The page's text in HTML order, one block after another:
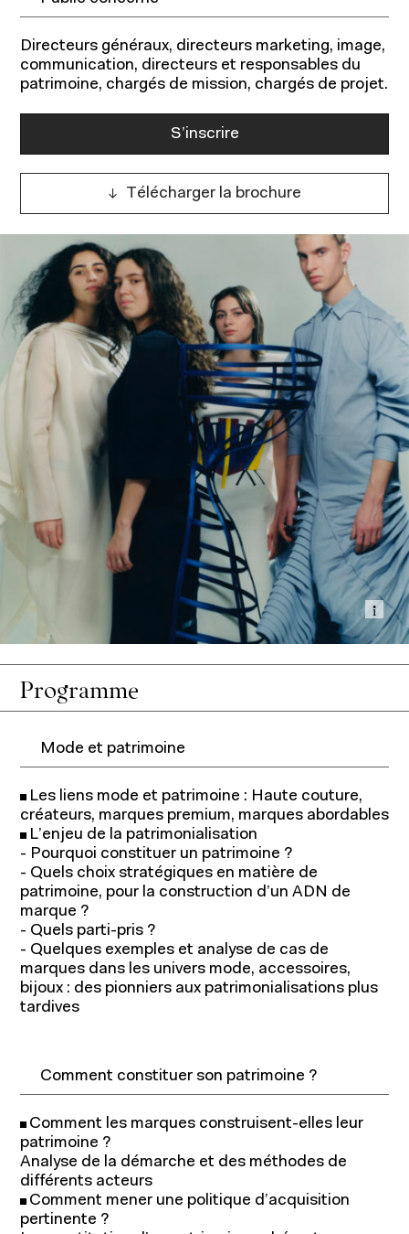
Programmes pour étudiants
Programmes pour professionnels
Recherche et expertise
Recherche académique
Chaires
Expertise économique et marketing
Directeurs généraux, directeurs marketing, image,
communication, directeurs et responsables du
patrimoine, chargés de mission, chargés de projet.
S’inscrire
Télécharger la brochure
Programme
Mode et patrimoine
Les liens mode et patrimoine : Haute couture,
créateurs, marques premium, marques abordables
L’enjeu de la patrimonialisation
- Pourquoi constituer un patrimoine ?
- Quels choix stratégiques en matière de
patrimoine, pour la construction d’un ADN de
marque ?
- Quels parti-pris ?
- Quelques exemples et analyse de cas de
marques dans les univers mode, accessoires,
bijoux : des pionniers aux patrimonialisations plus
tardives
Comment constituer son patrimoine ?
Comment les marques construisent-elles leur
patrimoine ?
Analyse de la démarche et des méthodes de
différents acteurs
Comment mener une politique d’acquisition
pertinente ?